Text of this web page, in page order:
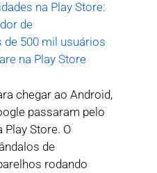
na Play Store:
de
de 500 mil usuários
na Play Store
chegar ao Android,
passaram pelo
Store. O
de
rodando